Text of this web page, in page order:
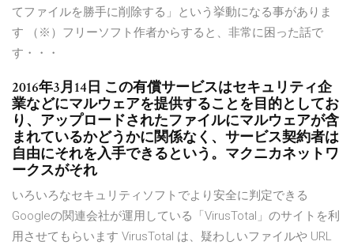
てファイルを勝手に削除する」という挙動になる事がありま
す （※）フリーソフト作者からすると、非常に困った話で
す・・・
2016年3月14日 この有償サービスはセキュリティ企
業などにマルウェアを提供することを目的としてお
り、アップロードされたファイルにマルウェアが含
まれているかどうかに関係なく、サービス契約者は
自由にそれを入手できるという。マクニカネットワ
ークスがそれ
いろいろなセキュリティソフトでより安全に判定できる
Googleの関連会社が運用している「VirusTotal」のサイトを利
用させてもらいます VirusTotal は、疑わしいファイルや URL